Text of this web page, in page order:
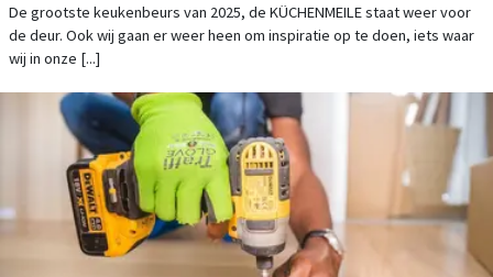
De grootste keukenbeurs van 2025, de KÜCHENMEILE staat weer voor
de deur. Ook wij gaan er weer heen om inspiratie op te doen, iets waar
wij in onze [...]